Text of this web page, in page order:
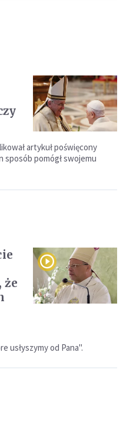
artykuł poświęcony
pomógł swojemu
że
usłyszymy od Pana".